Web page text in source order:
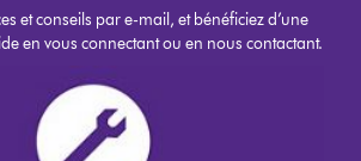
et conseils par e-mail, et bénéficiez d’une
en vous connectant ou en nous contactant.